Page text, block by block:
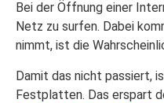
Bei der Öffnung einer
Netz zu surfen. Dabei
nimmt, ist die
Damit das nicht passiert,
Festplatten. Das erspart